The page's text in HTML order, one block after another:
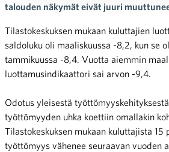
talouden näkymät eivät juuri
Tilastokeskuksen mukaan kuluttajien
saldoluku oli maaliskuussa -8,2, kun se
tammikuussa -8,4. Vuotta aiemmin
luottamusindikaattori sai arvon -9,4.
Odotus yleisestä
työttömyyden uhka koettiin omallakin
Tilastokeskuksen mukaan kuluttajista
työttömyys vähenee seuraavan vuoden